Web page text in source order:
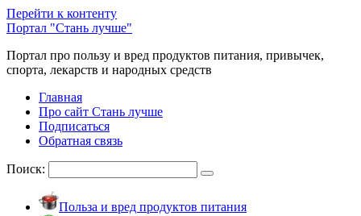
Перейти к контенту
Портал "Стань лучше"
Портал про пользу и вред продуктов питания, привычек,
спорта, лекарств и народных средств
Главная
Про сайт Стань лучше
Подписаться
Обратная связь
Поиск:
Польза и вред продуктов питания